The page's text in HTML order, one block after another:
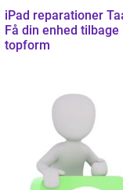
iPad reparationer
Få din enhed tilbage
topform